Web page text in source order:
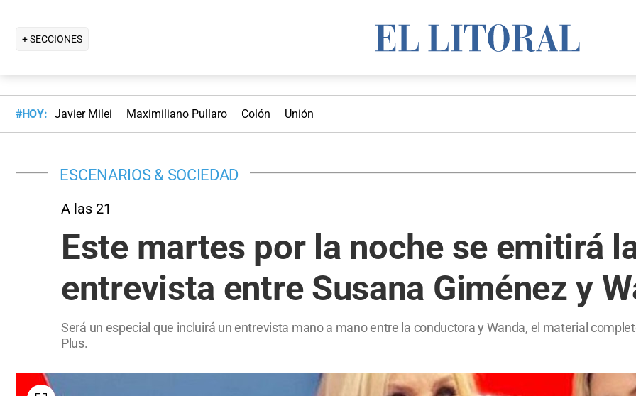
+ SECCIONES
#HOY: Javier Milei Maximiliano Pullaro Colón Unión
ESCENARIOS & SOCIEDAD
A las 21
Este martes por la noche se emitirá
entrevista entre Susana Giménez y
Será un especial que incluirá un entrevista mano a mano entre la conductora y Wanda, el material
Plus.